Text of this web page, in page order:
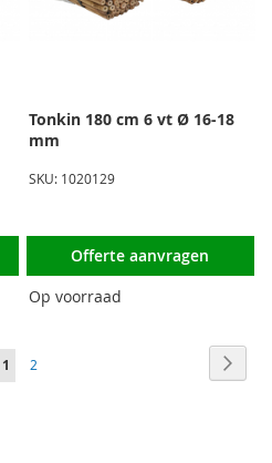
Tonkin 180 cm 6 vt Ø 16-18
mm
SKU: 1020129
Offerte aanvragen
Op voorraad
Pagina
U1 Pagina
2